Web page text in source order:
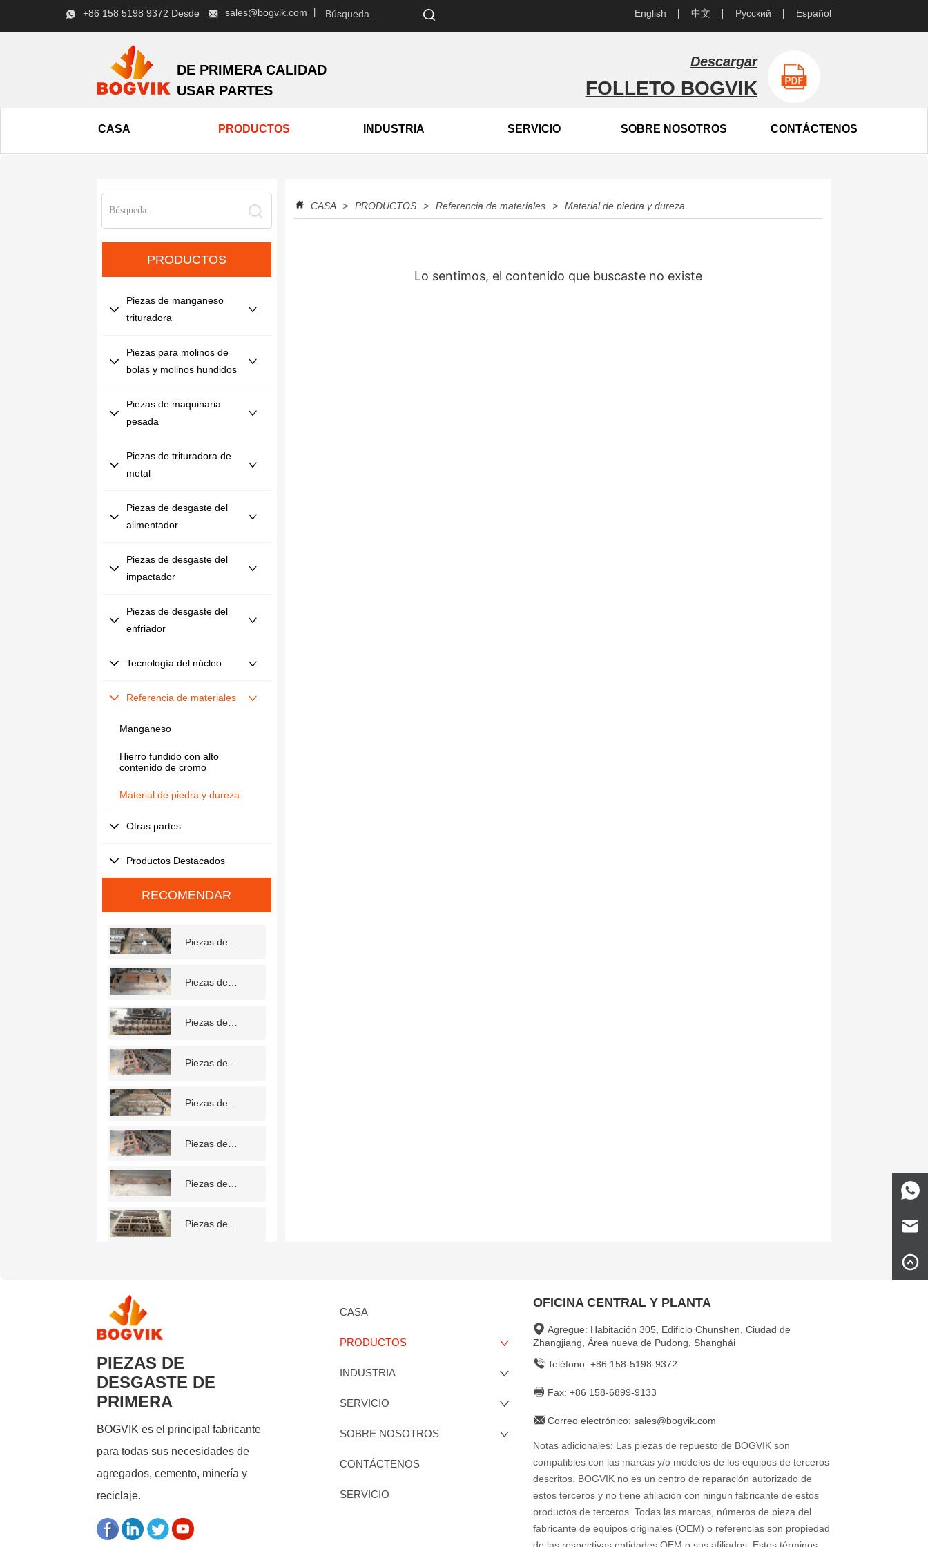
+86 158 5198 9372 Desde sales@bogvik.com 丨 English 中文 Русский Español
DE PRIMERA CALIDAD
USAR PARTES
Descargar
FOLLETO BOGVIK
CASA PRODUCTOS INDUSTRIA SERVICIO SOBRE NOSOTROS CONTÁCTENOS
PRODUCTOS
Piezas de manganeso
trituradora
Piezas para molinos de
bolas y molinos hundidos
Piezas de maquinaria
pesada
Piezas de trituradora de
metal
Piezas de desgaste del
alimentador
Piezas de desgaste del
impactador
Piezas de desgaste del
enfriador
Tecnología del núcleo
Referencia de materiales
Manganeso
Hierro fundido con alto
contenido de cromo
Material de piedra y dureza
Otras partes
Productos Destacados
RECOMENDAR
Piezas de
chatarra
Piezas de
chatarra
Piezas de
chatarra
Piezas de
chatarra
Piezas de
chatarra
Piezas de
chatarra
Piezas de
chatarra
Piezas de
CASA > PRODUCTOS > Referencia de materiales > Material de piedra y dureza
Lo sentimos, el contenido que buscaste no existe
PIEZAS DE
DESGASTE DE
PRIMERA
BOGVIK es el principal fabricante
para todas sus necesidades de
agregados, cemento, minería y
reciclaje.
CASA
PRODUCTOS
INDUSTRIA
SERVICIO
SOBRE NOSOTROS
CONTÁCTENOS
SERVICIO
OFICINA CENTRAL Y PLANTA
Agregue: Habitación 305, Edificio Chunshen, Ciudad de
Zhangjiang, Área nueva de Pudong, Shanghái
Teléfono: +86 158-5198-9372
Fax: +86 158-6899-9133
Correo electrónico: sales@bogvik.com
Notas adicionales: Las piezas de repuesto de BOGVIK son
compatibles con las marcas y/o modelos de los equipos de terceros
descritos. BOGVIK no es un centro de reparación autorizado de
estos terceros y no tiene afiliación con ningún fabricante de estos
productos de terceros. Todas las marcas, números de pieza del
fabricante de equipos originales (OEM) o referencias son propiedad